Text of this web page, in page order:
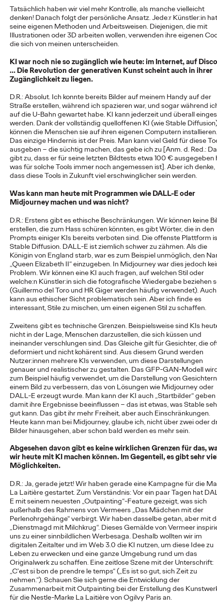
Tatsächlich haben wir viel mehr Kontrolle, als manche vielleicht
denken! Danach folgt der persönliche Ansatz. Jede:r Künstler:in hat
seine eigenen Methoden und Arbeitsweisen. Diejenigen, die mit
Illustrationen oder 3D arbeiten wollen, verwenden ihre eigenen
die sich von meinen unterscheiden.
KI war noch nie so zugänglich wie heute: im Internet, auf
... Die Revolution der generativen Kunst scheint auch in ihrer
Zugänglichkeit zu liegen.
D.R.: Absolut. Ich konnte bereits Bilder auf meinem Handy auf der
Straße erstellen, während ich spazieren war, und sogar während
auf die U-Bahn gewartet habe. KI kann jederzeit und überall
werden. Dank der vollständig quelloffenen KI (wie Stable
können die Menschen sie auf ihren eigenen Computern installieren.
Das einzige Hindernis ist der Preis. Man kann viel Geld für diese
ausgeben – die süchtig machen, das gebe ich zu [Anm. d. Red.:
gibt zu, dass er für seine letzten Bildtests etwa 100 € ausgegeben
was für solche Tools immer noch angemessen ist]. Aber ich denke,
dass diese Tools in Zukunft viel erschwinglicher sein werden.
Was kann man heute mit Programmen wie DALL-E oder
Midjourney machen und was nicht?
D.R.: Erstens gibt es ethische Beschränkungen. Wir können keine
erstellen, die zum Hass schüren könnten, es gibt Wörter, die in den
Prompts einiger KIs bereits verboten sind. Die offenste Plattform
Stable Diffusion. DALL-E ist ziemlich schwer zu zähmen. Als die
Königin von England starb, war es zum Beispiel unmöglich, den
„Queen Elizabeth II“ einzugeben. In Midjourney war dies jedoch
Problem. Wir können eine KI auch fragen, auf welchen Stil oder
welche:n Künstler:in sich die fotografische Wiedergabe beziehen
(Guillermo del Toro und HR Giger werden häufig verwendet).
kann aus ethischer Sicht problematisch sein. Aber ich finde es
interessant, Stile zu mischen, um einen eigenen Stil zu schaffen.
Zweitens gibt es technische Grenzen. Beispielsweise sind KIs
nicht in der Lage, Menschen darzustellen, die sich küssen und
ineinander verschlungen sind. Das Gleiche gilt für Gesichter, die
deformiert und nicht kohärent sind. Aus diesem Grund werden
Nutzer:innen mehrere KIs verwenden, um diese Darstellungen
genauer und realistischer zu gestalten. Das GFP-GAN-Modell
zum Beispiel häufig verwendet, um die Darstellung von
einem Bild zu verbessern, das von Lösungen wie Midjourney oder
DALL-E erzeugt wurde. Man kann der KI auch „Startbilder“
damit ihre Ergebnisse beeinflussen – das ist etwas, was Stable
gut kann. Das gibt ihr mehr Freiheit, aber auch Einschränkungen.
Heute kann man bei Midjourney, glaube ich, nicht über zwei oder
Bilder hinausgehen, aber schon bald werden es mehr sein.
Abgesehen davon gibt es keine wirklichen Grenzen für das,
wir heute mit KI machen können. Im Gegenteil, es gibt sehr
Möglichkeiten.
D.R.: Ja, gerade jetzt! Wir haben gerade eine Kampagne für die
La Laitière gestartet. Zum Verständnis: Vor ein paar Tagen hat
E mit seinem neuesten „Outpainting“-Feature gezeigt, was sich
außerhalb des Rahmens von Vermeers „Das Mädchen mit der
Perlenohrgehänge“ verbirgt. Wir haben dasselbe getan, aber mit
„Dienstmagd mit Milchkrug“. Dieses Gemälde von Vermeer
uns zu einer sinnbildlichen Werbesaga. Deshalb wollten wir im
digitalen Zeitalter und im Web 3.0 die KI nutzen, um diese Idee zu
Leben zu erwecken und eine ganze Umgebung rund um das
Originalwerk zu schaffen. Eine zeitlose Szene mit der Unterschrift:
„C'est si bon de prendre le temps“ („Es ist so gut, sich Zeit zu
nehmen.“). Schauen Sie sich gerne die Entwicklung der
Zusammenarbeit mit Outpainting bei der Erstellung des
für die Nestle-Marke La Laitière von Ogilvy Paris an.
Nach dem erfolgreichen Auftakt im Vorjahr setzen Schwäbisch
Hall sowie die Ogilvy Group-Agenturen Ogilvy und Social.Lab
die #MakeItReal-Kampagne fort.…
More→
NEWS
Ogilvy Group
Germany launcht erste
Kampagne für o.b.®
und entstaubt eine
Ikone
Die Ogilvy Group Germany, die einige Brands der Kenvue
Relations betreut, präsentiert nach dem…
More→
NEWS
Deutsche Bahn und
Ogilvy KI-kreieren
magische Momente.
Roland Stauber 18/05/2026
Die Deutsche Bahn startet heute eine innovative Kampagne,
deren fünf Filme vollständig mit „Veo“, dem generativen Video-
KI-Modell von Google, erstellt…
More→
NEWS
Mit neuem Charakter
in die Zukunft: Ogilvy
gestaltet die
Schwäbisch Hall-Ikone
neu
Carsten Becker 26/03/2026
Die Bausparkasse Schwäbisch Hall hat in Zusammenarbeit mit
der Kreativagentur Ogilvy Germany ihr ikonisches
Markensymbol, den Fuchs, einer umfassenden…